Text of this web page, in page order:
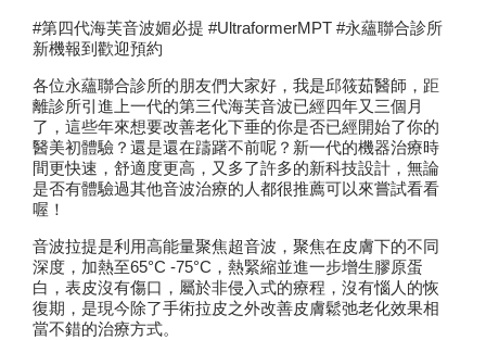
#第四代海芙音波媚必提 #UltraformerMPT #永蘊聯合診所
新機報到歡迎預約
各位永蘊聯合診所的朋友們大家好，我是邱筱茹醫師，距
離診所引進上一代的第三代海芙音波已經四年又三個月
了，這些年來想要改善老化下垂的你是否已經開始了你的
醫美初體驗？還是還在躊躇不前呢？新一代的機器治療時
間更快速，舒適度更高，又多了許多的新科技設計，無論
是否有體驗過其他音波治療的人都很推薦可以來嘗試看看
喔！
音波拉提是利用高能量聚焦超音波，聚焦在皮膚下的不同
深度，加熱至65°C -75°C，熱緊縮並進一步增生膠原蛋
白，表皮沒有傷口，屬於非侵入式的療程，沒有惱人的恢
復期，是現今除了手術拉皮之外改善皮膚鬆弛老化效果相
當不錯的治療方式。